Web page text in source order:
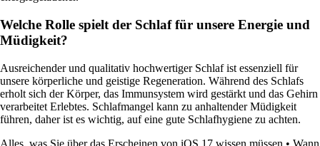
Welche Rolle spielt der Schlaf für unsere Energie und
Müdigkeit?
Ausreichender und qualitativ hochwertiger Schlaf ist essenziell für
unsere körperliche und geistige Regeneration. Während des Schlafs
erholt sich der Körper, das Immunsystem wird gestärkt und das Gehirn
verarbeitet Erlebtes. Schlafmangel kann zu anhaltender Müdigkeit
führen, daher ist es wichtig, auf eine gute Schlafhygiene zu achten.
Alles, was Sie über das Erscheinen von iOS 17 wissen müssen • Wann